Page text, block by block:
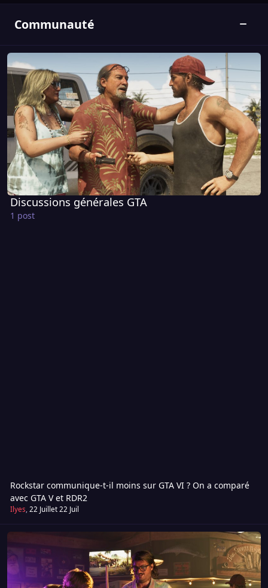
Communauté
Discussions générales GTA
Discussions générales GTA
1 post
Rockstar communique-t-il moins sur GTA VI ? On a comparé
avec GTA V et RDR2
Ilyes 22 Juillet 22 Juil
Le Bar (Hors-sujet)